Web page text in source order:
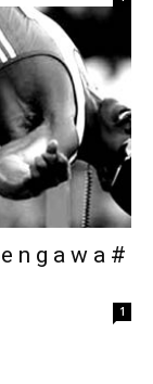
n g a w a #
1